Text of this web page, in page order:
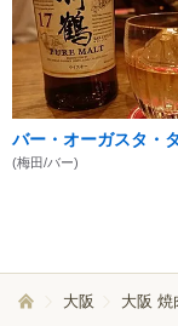
バー・オーガスタ・
(梅田/バー)
大阪 大阪 焼